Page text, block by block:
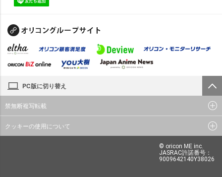
PC版に切り替え
禁無断複写転載
クッキーの使用について
© oricon ME inc.
JASRAC許諾番号：
9009642140Y38026